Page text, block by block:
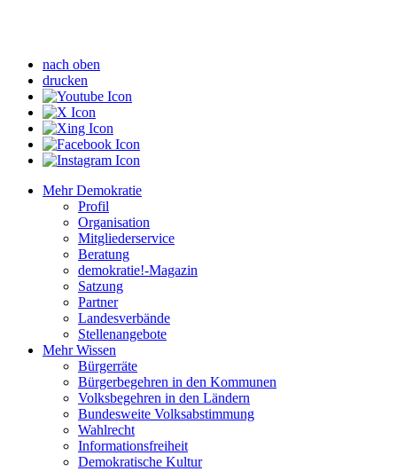
nach oben
drucken
Mehr Demokratie
Profil
Organisation
Mitgliederservice
Beratung
demokratie!-Magazin
Satzung
Partner
Landesverbände
Stellenangebote
Mehr Wissen
Bürgerräte
Bürgerbegehren in den Kommunen
Volksbegehren in den Ländern
Bundesweite Volksabstimmung
Wahlrecht
Informationsfreiheit
Demokratische Kultur